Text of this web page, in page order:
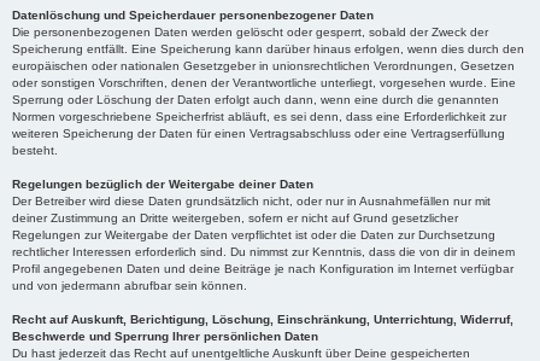
Datenlöschung und Speicherdauer personenbezogener Daten
Die personenbezogenen Daten werden gelöscht oder gesperrt, sobald der Zweck der
Speicherung entfällt. Eine Speicherung kann darüber hinaus erfolgen, wenn dies durch den
europäischen oder nationalen Gesetzgeber in unionsrechtlichen Verordnungen, Gesetzen
oder sonstigen Vorschriften, denen der Verantwortliche unterliegt, vorgesehen wurde. Eine
Sperrung oder Löschung der Daten erfolgt auch dann, wenn eine durch die genannten
Normen vorgeschriebene Speicherfrist abläuft, es sei denn, dass eine Erforderlichkeit zur
weiteren Speicherung der Daten für einen Vertragsabschluss oder eine Vertragserfüllung
besteht.
Regelungen bezüglich der Weitergabe deiner Daten
Der Betreiber wird diese Daten grundsätzlich nicht, oder nur in Ausnahmefällen nur mit
deiner Zustimmung an Dritte weitergeben, sofern er nicht auf Grund gesetzlicher
Regelungen zur Weitergabe der Daten verpflichtet ist oder die Daten zur Durchsetzung
rechtlicher Interessen erforderlich sind. Du nimmst zur Kenntnis, dass die von dir in deinem
Profil angegebenen Daten und deine Beiträge je nach Konfiguration im Internet verfügbar
und von jedermann abrufbar sein können.
Recht auf Auskunft, Berichtigung, Löschung, Einschränkung, Unterrichtung, Widerruf,
Beschwerde und Sperrung Ihrer persönlichen Daten
Du hast jederzeit das Recht auf unentgeltliche Auskunft über Deine gespeicherten